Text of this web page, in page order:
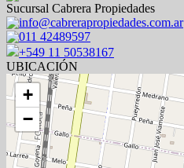
Sucursal Cabrera Propiedades
info@cabrerapropiedades.com.ar
011 42489597
+549 11 50538167
UBICACIÓN
+
−